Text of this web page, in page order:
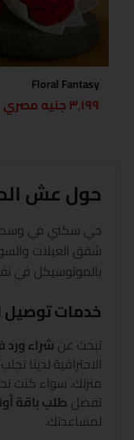
Floral Fantasy
٣٬١٩٩ جنيه مصري
حولعش
حي سكني في وسط
شقق العيلات
بالموتوسيكل في
خدمات توصيل
تبحث عن شراء ورد
الاحترافية لدينا
منزلك. سواء كنت
تفضل طلب باقة
لمساعدتك.